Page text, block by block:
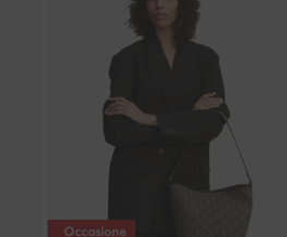
Occasione